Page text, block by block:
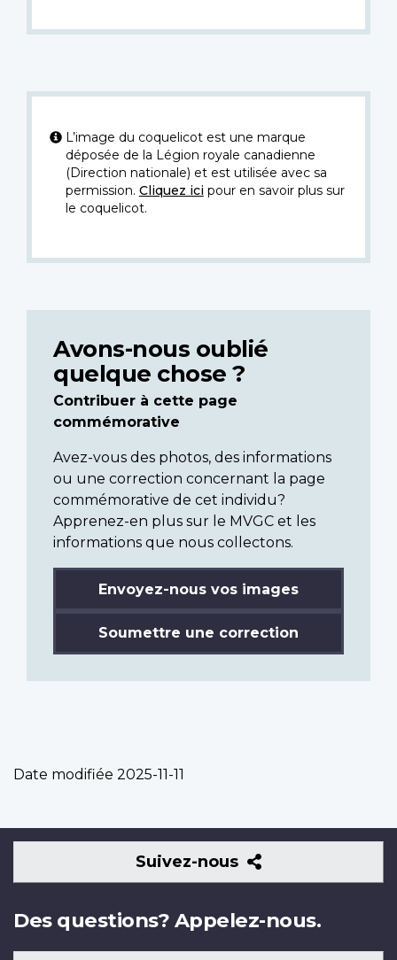
L’image du coquelicot est une marque
déposée de la Légion royale canadienne
(Direction nationale) et est utilisée avec sa
permission. Cliquez icipour en savoir plus sur
le coquelicot.
Avons-nous oublié
quelque chose ?
Contribuer à cette page
commémorative
Avez-vous des photos, des informations
ou une correction concernant la page
commémorative de cet individu?
Apprenez-en plus sur le MVGC et les
informations que nous collectons.
Envoyez-nous vos images
Soumettre une correction
Date modifiée 2025-11-11
Suivez-nous
Suivez-
nous
Des questions? Appelez-nous.